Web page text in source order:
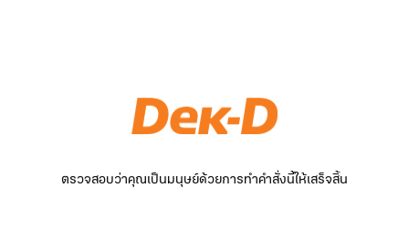
ตรวจสอบว่าคุณเป็นมนุษย์ด้วยการทำคำสั่งนี้ให้เสร็จสิ้น